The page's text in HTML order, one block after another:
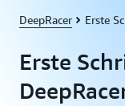
DeepRacer Erste
Erste